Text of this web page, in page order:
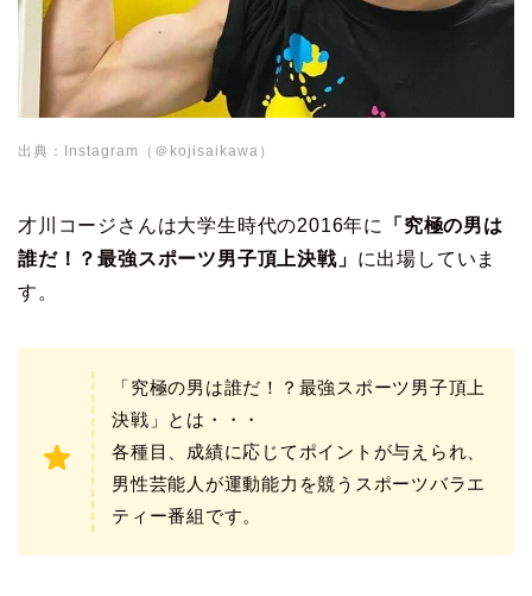
出典：Instagram（＠kojisaikawa）
才川コージさんは大学生時代の2016年に
「究極の男は
誰だ！？最強スポーツ男子頂上決戦」 に出場していま
す。
「究極の男は誰だ！？最強スポーツ男子頂上
決戦」とは・・・
各種目、成績に応じてポイントが与えられ、
男性芸能人が運動能力を競うスポーツバラエ
ティー番組です。